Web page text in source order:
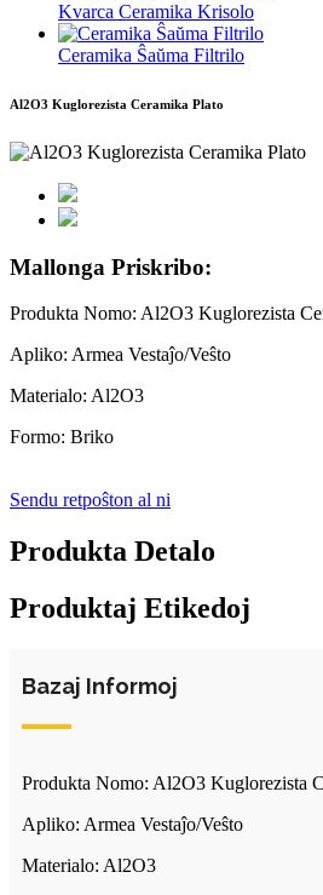
Kvarca Ceramika Krisolo
Ceramika Ŝaŭma Filtrilo
Al2O3 Kuglorezista Ceramika Plato
Mallonga Priskribo:
Produkta Nomo: Al2O3 Kuglorezista
Apliko: Armea Vestaĵo/Veŝto
Materialo: Al2O3
Formo: Briko
Sendu retpoŝton al ni
Produkta Detalo
Produktaj Etikedoj
Bazaj Informoj
Produkta Nomo: Al2O3 Kuglorezista
Apliko: Armea Vestaĵo/Veŝto
Materialo: Al2O3